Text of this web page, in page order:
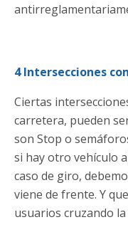
4 Intersecciones
Ciertas
carretera, pueden
son Stop o
si hay otro vehículo
caso de giro,
viene de frente. Y
usuarios cruzando la